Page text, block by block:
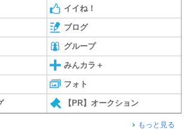
イイね！
ブログ
グループ
みんカラ＋
フォト
【PR】オークション
もっと見る